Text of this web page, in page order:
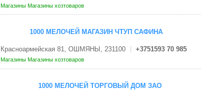
Магазины Магазины хозтоваров
1000 МЕЛОЧЕЙ МАГАЗИН ЧТУП САФИНА
Красноармейская 81, ОШМЯНЫ, 231100 +3751593 70 985
Магазины Магазины хозтоваров
1000 МЕЛОЧЕЙ ТОРГОВЫЙ ДОМ ЗАО